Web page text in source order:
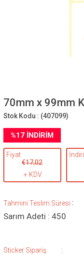
70mm x 99mm
Stok Kodu : (407099)
%17İNDIRIM
Fiyat
€17,02
+ KDV
Tahmini Teslim Süresi :
Sarım Adeti : 450
Sticker Sipariş :